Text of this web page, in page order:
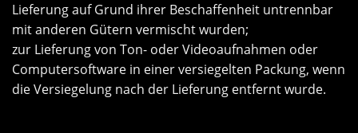
Lieferung auf Grund ihrer Beschaffenheit untrennbar
mit anderen Gütern vermischt wurden;
zur Lieferung von Ton- oder Videoaufnahmen oder
Computersoftware in einer versiegelten Packung, wenn
die Versiegelung nach der Lieferung entfernt wurde.